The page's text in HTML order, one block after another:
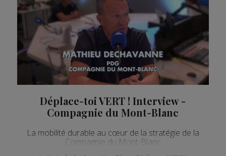
Déplace-toi VERT ! Interview -
Compagnie du Mont-Blanc
La mobilité durable au cœur de la stratégie de la
Compagnie du Mont-Blanc